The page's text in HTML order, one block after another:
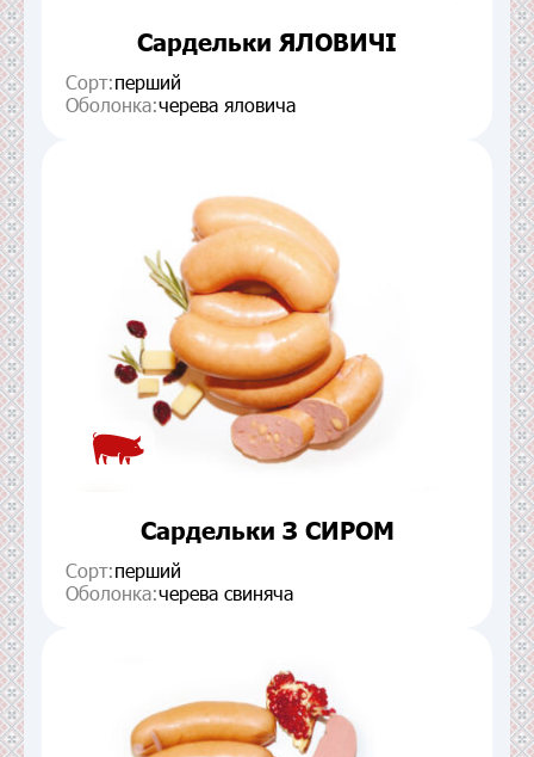
Сардельки ЯЛОВИЧІ
Сорт:перший
Оболонка:черева яловича
Сардельки З СИРОМ
Сорт:перший
Оболонка:черева свиняча